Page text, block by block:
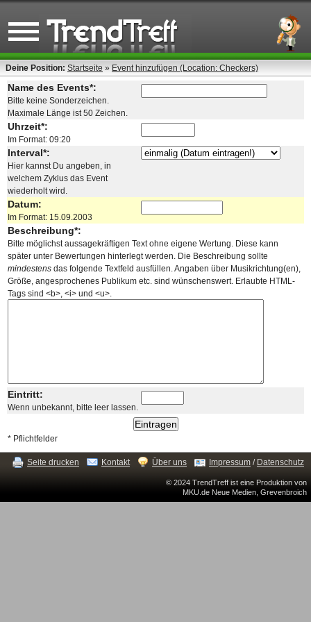
Deine Position: Startseite » Event hinzufügen (Location: Checkers)
Name des Events*:
Bitte keine Sonderzeichen.
Maximale Länge ist 50 Zeichen.
Uhrzeit*:
Im Format: 09:20
Interval*:
Hier kannst Du angeben, in
welchem Zyklus das Event
wiederholt wird.
Datum:
Im Format: 15.09.2003
Beschreibung*:
Bitte möglichst aussagekräftigen Text ohne eigene Wertung. Diese kann
später unter Bewertungen hinterlegt werden. Die Beschreibung sollte
mindestens das folgende Textfeld ausfüllen. Angaben über Musikrichtung(en),
Größe, angesprochenes Publikum etc. sind wünschenswert. Erlaubte HTML-
Tags sind <b>, <i> und <u>.
Eintritt:
Wenn unbekannt, bitte leer lassen.
* Pflichtfelder
Seite drucken Kontakt Über uns Impressum / Datenschutz
© 2024 TrendTreff ist eine Produktion von
MKU.de Neue Medien, Grevenbroich